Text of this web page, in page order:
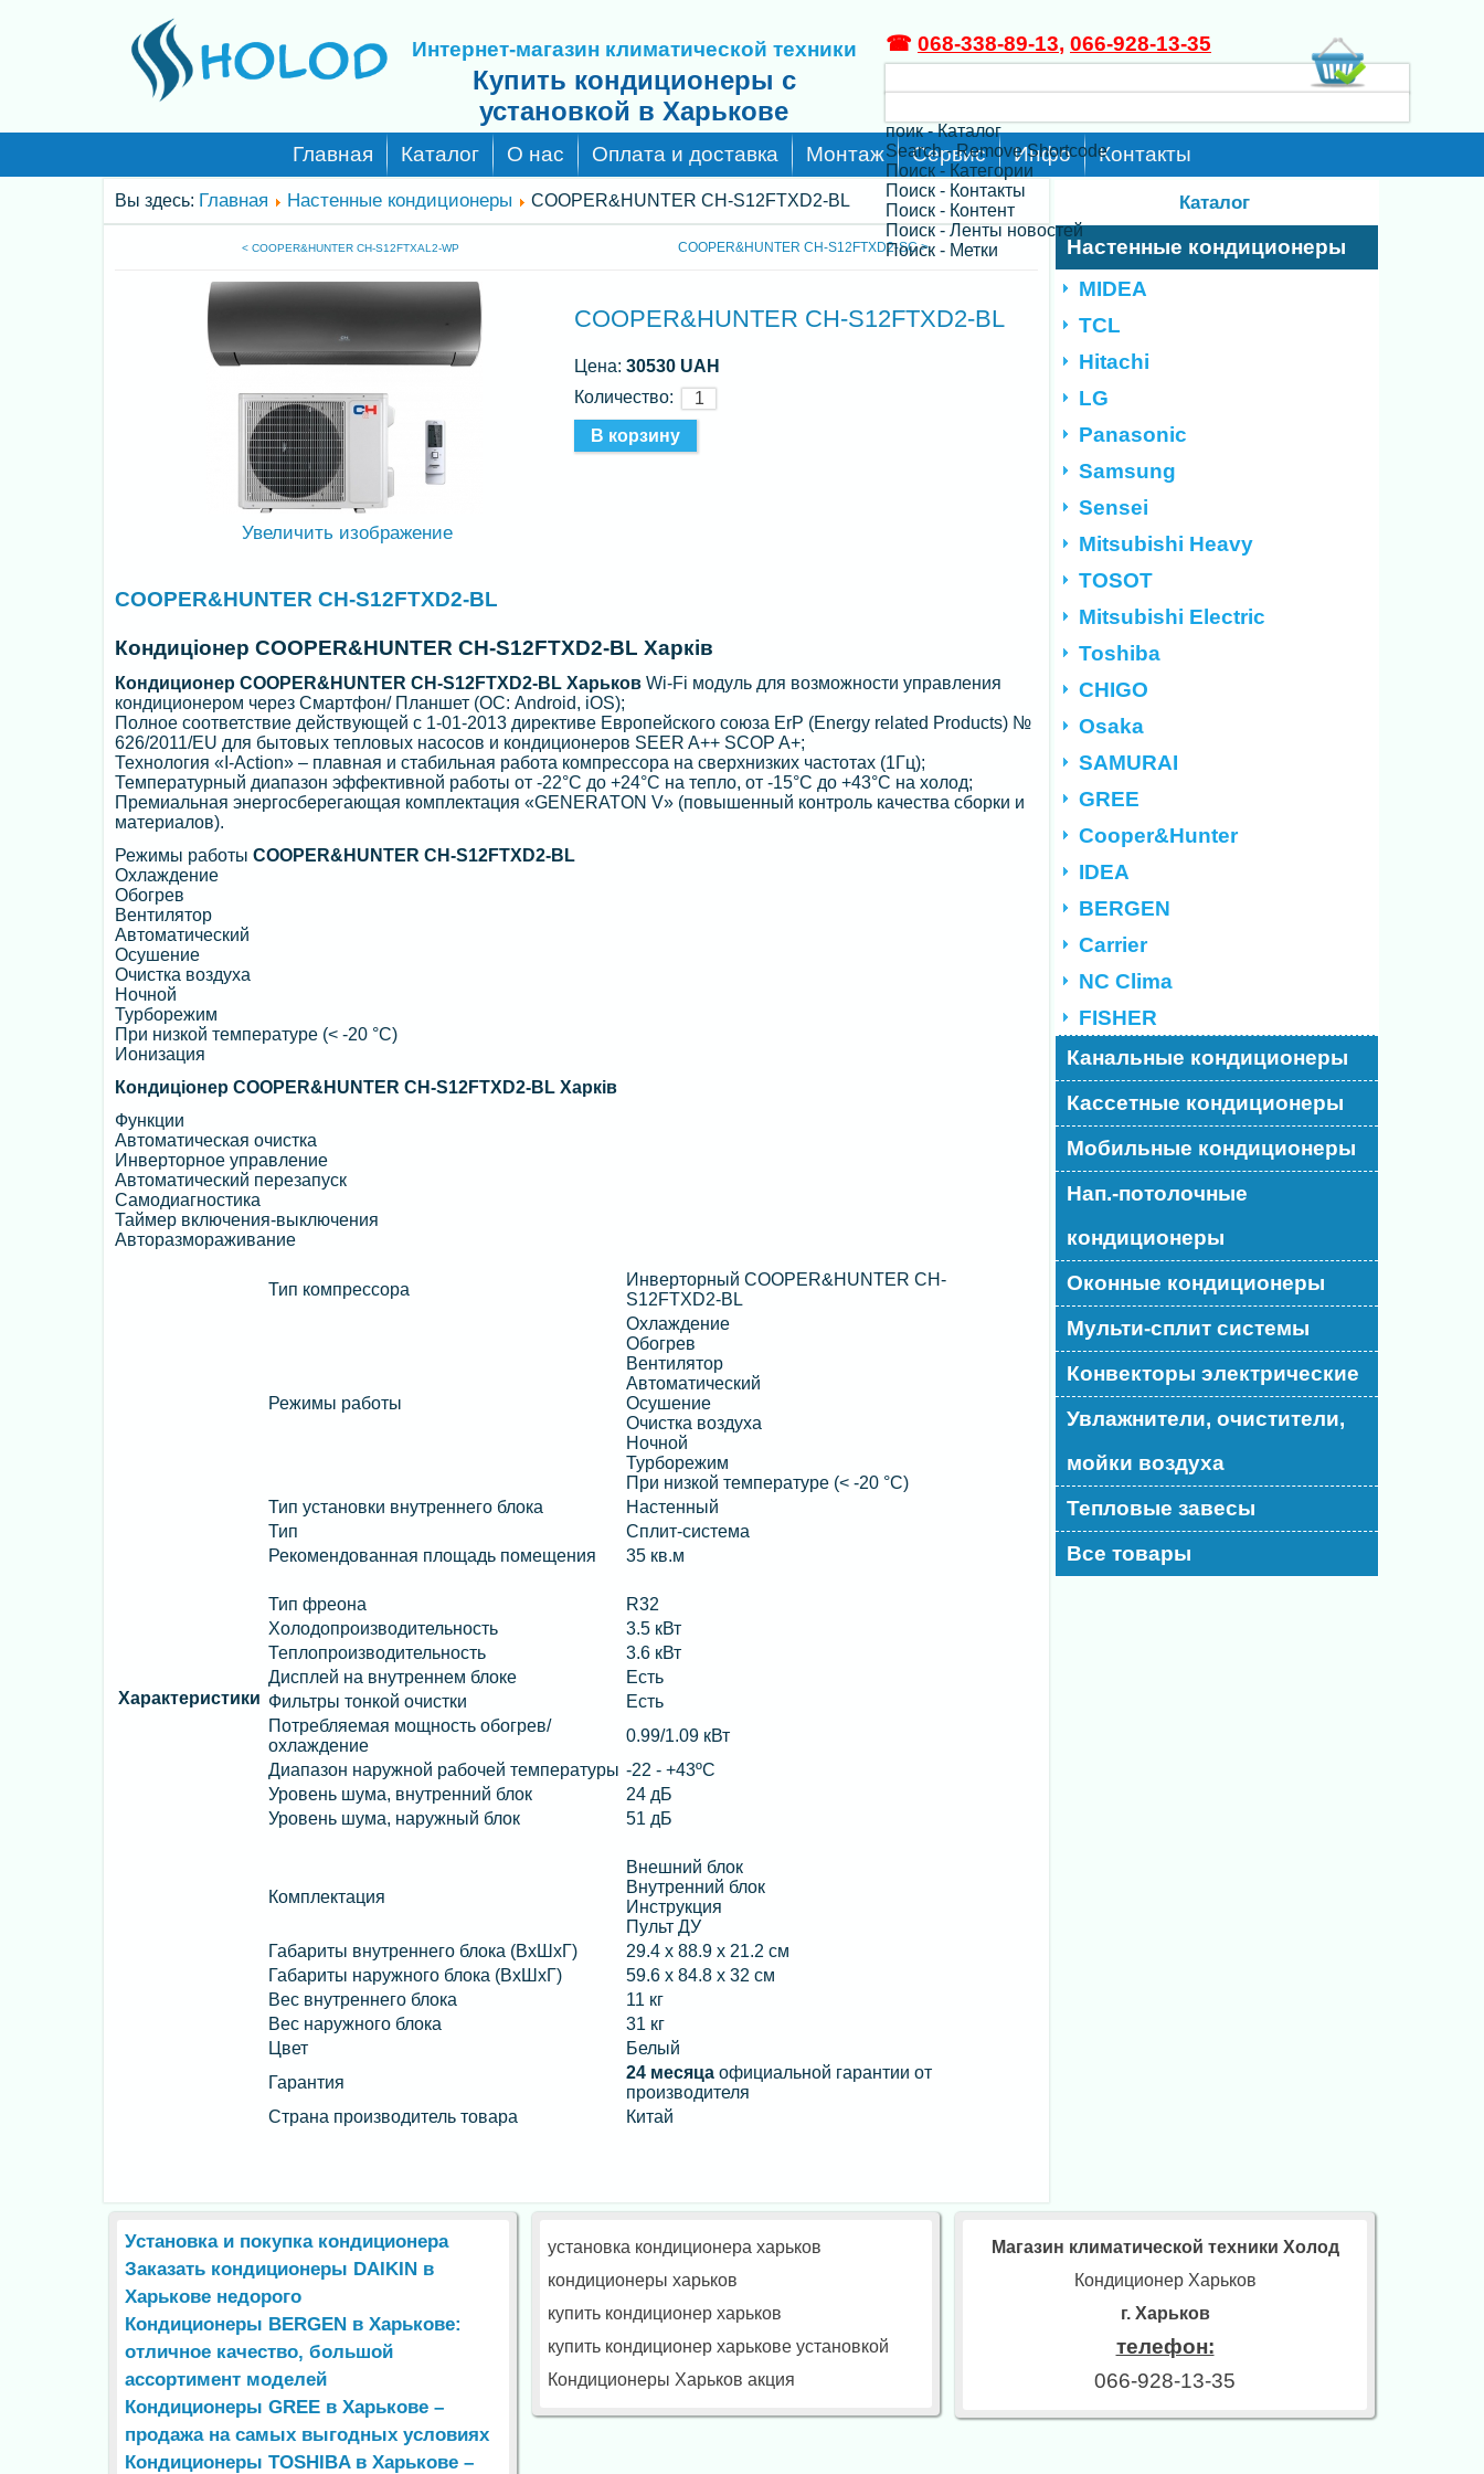
Интернет-магазин климатической техники
Купить кондиционеры с
установкой в Харькове
поик - Каталог
Search - Remove Shortcode
Поиск - Категории
Поиск - Контакты
Поиск - Контент
Поиск - Ленты новостей
Поиск - Метки
☎ 068-338-89-13, 066-928-13-35
Главная Каталог О нас Оплата и доставка Монтаж Сервис Инфо Контакты
Вы здесь: Главная Настенные кондиционеры COOPER&HUNTER CH-S12FTXD2-BL
< COOPER&HUNTER CH-S12FTXAL2-WP COOPER&HUNTER CH-S12FTXD2-SC >
Увеличить изображение
COOPER&HUNTER CH-S12FTXD2-BL
Цена:30530 UAH
Количество:
COOPER&HUNTER CH-S12FTXD2-BL
Кондиціонер COOPER&HUNTER CH-S12FTXD2-BL Харків
Кондиционер COOPER&HUNTER CH-S12FTXD2-BL Харьков Wi-Fi модуль для возможности управления
кондиционером через Смартфон/ Планшет (ОС: Android, iOS);
Полное соответствие действующей c 1-01-2013 директиве Европейского союза ErP (Energy related Products) №
626/2011/EU для бытовых тепловых насосов и кондиционеров SEER A++ SCOP A+;
Технология «I-Action» – плавная и стабильная работа компрессора на сверхнизких частотах (1Гц);
Температурный диапазон эффективной работы от -22°C до +24°C на тепло, от -15°C до +43°C на холод;
Премиальная энергосберегающая комплектация «GENERATON V» (повышенный контроль качества сборки и
материалов).
Режимы работы COOPER&HUNTER CH-S12FTXD2-BL
Охлаждение
Обогрев
Вентилятор
Автоматический
Осушение
Очистка воздуха
Ночной
Турборежим
При низкой температуре (< -20 °C)
Ионизация
Кондиціонер COOPER&HUNTER CH-S12FTXD2-BL Харків
Функции
Автоматическая очистка
Инверторное управление
Автоматический перезапуск
Cамодиагностика
Таймер включения-выключения
Авторазмораживание
Характеристики
Тип компрессора
Инверторный COOPER&HUNTER CH-
S12FTXD2-BL
Режимы работы
Охлаждение
Обогрев
Вентилятор
Автоматический
Осушение
Очистка воздуха
Ночной
Турборежим
При низкой температуре (< -20 °C)
Тип установки внутреннего блока
Настенный
Тип
Сплит-система
Рекомендованная площадь помещения
35 кв.м
Тип фреона
R32
Холодопроизводительность
3.5 кВт
Теплопроизводительность
3.6 кВт
Дисплей на внутреннем блоке
Есть
Фильтры тонкой очистки
Есть
Потребляемая мощность обогрев/
охлаждение
0.99/1.09 кВт
Диапазон наружной рабочей температуры -22 - +43ºС
Уровень шума, внутренний блок
24 дБ
Уровень шума, наружный блок
51 дБ
Комплектация
Внешний блок
Внутренний блок
Инструкция
Пульт ДУ
Габариты внутреннего блока (ВхШхГ)
29.4 х 88.9 х 21.2 см
Габариты наружного блока (ВхШхГ)
59.6 х 84.8 х 32 см
Вес внутреннего блока
11 кг
Вес наружного блока
31 кг
Цвет
Белый
Гарантия
24 месяца официальной гарантии от
производителя
Страна производитель товара
Китай
Каталог
Настенные кондиционеры
MIDEA
TCL
Hitachi
LG
Panasonic
Samsung
Sensei
Mitsubishi Heavy
TOSOT
Mitsubishi Electric
Toshiba
CHIGO
Osaka
SAMURAI
GREE
Cooper&Hunter
IDEA
BERGEN
Carrier
NC Clima
FISHER
Канальные кондиционеры
Кассетные кондиционеры
Мобильные кондиционеры
Нап.-потолочные
кондиционеры
Оконные кондиционеры
Мульти-сплит системы
Конвекторы электрические
Увлажнители, очистители,
мойки воздуха
Тепловые завесы
Все товары
Установка и покупка кондиционера
Заказать кондиционеры DAIKIN в
Харькове недорого
Кондиционеры BERGEN в Харькове:
отличное качество, большой
ассортимент моделей
Кондиционеры GREE в Харькове –
продажа на самых выгодных условиях
Кондиционеры TOSHIBA в Харькове –
установка кондиционера харьков
кондиционеры харьков
купить кондиционер харьков
купить кондиционер харькове установкой
Кондиционеры Харьков акция
Магазин климатической техники Холод
Кондиционер Харьков
г. Харьков
телефон:
066-928-13-35